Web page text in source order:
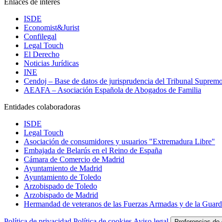
Enlaces de interés
ISDE
Economist&Jurist
Confilegal
Legal Touch
El Derecho
Noticias Jurídicas
INE
Cendoj – Base de datos de jurisprudencia del Tribunal
AEAFA – Asociación Española de Abogados de Familia
Entidades colaboradoras
ISDE
Legal Touch
Asociación de consumidores y usuarios "Extremadura Libre"
Embajada de Belarús en el Reino de España
Cámara de Comercio de Madrid
Ayuntamiento de Madrid
Ayuntamiento de Toledo
Arzobispado de Toledo
Arzobispado de Madrid
Hermandad de veteranos de las Fuerzas Armadas y de la